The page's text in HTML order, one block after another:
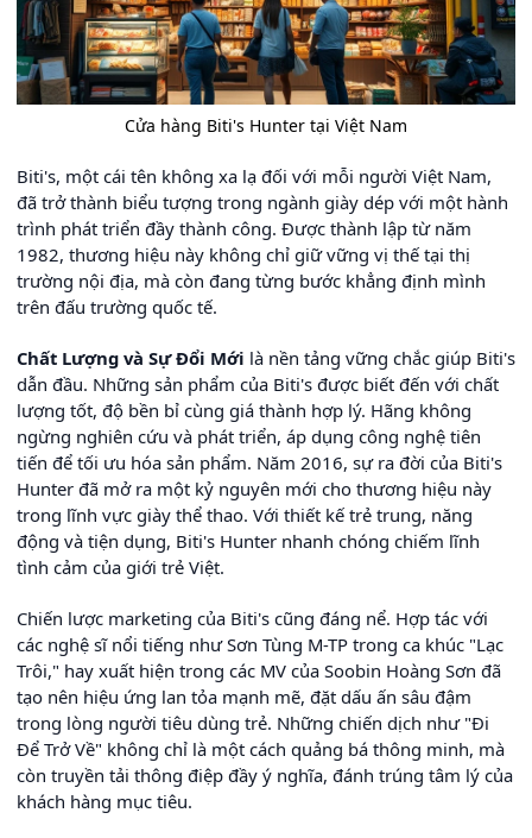
Cửa hàng Biti's Hunter tại Việt Nam
Biti's, một cái tên không xa lạ đối với mỗi người Việt Nam,
đã trở thành biểu tượng trong ngành giày dép với một hành
trình phát triển đầy thành công. Được thành lập từ năm
1982, thương hiệu này không chỉ giữ vững vị thế tại thị
trường nội địa, mà còn đang từng bước khẳng định mình
trên đấu trường quốc tế.
Chất Lượng và Sự Đổi Mới là nền tảng vững chắc giúp Biti's
dẫn đầu. Những sản phẩm của Biti's được biết đến với chất
lượng tốt, độ bền bỉ cùng giá thành hợp lý. Hãng không
ngừng nghiên cứu và phát triển, áp dụng công nghệ tiên
tiến để tối ưu hóa sản phẩm. Năm 2016, sự ra đời của Biti's
Hunter đã mở ra một kỷ nguyên mới cho thương hiệu này
trong lĩnh vực giày thể thao. Với thiết kế trẻ trung, năng
động và tiện dụng, Biti's Hunter nhanh chóng chiếm lĩnh
tình cảm của giới trẻ Việt.
Chiến lược marketing của Biti's cũng đáng nể. Hợp tác với
các nghệ sĩ nổi tiếng như Sơn Tùng M-TP trong ca khúc "Lạc
Trôi," hay xuất hiện trong các MV của Soobin Hoàng Sơn đã
tạo nên hiệu ứng lan tỏa mạnh mẽ, đặt dấu ấn sâu đậm
trong lòng người tiêu dùng trẻ. Những chiến dịch như "Đi
Để Trở Về" không chỉ là một cách quảng bá thông minh, mà
còn truyền tải thông điệp đầy ý nghĩa, đánh trúng tâm lý của
khách hàng mục tiêu.